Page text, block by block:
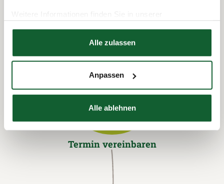
Datenschutzerklärung
Hier finden Sie unser
Alle zulassen
Anpassen
Alle ablehnen
So funktioniert's:
Termin vereinbaren